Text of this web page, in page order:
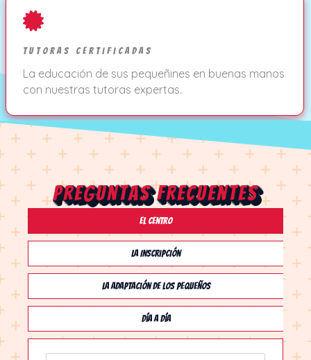
Tutoras Certificadas
La educación de sus pequeñines en buenas manos
con nuestras tutoras expertas.
Preguntas Frecuentes
el Centro
la Inscripción
LA Adaptación de los pequeños
Día a Día